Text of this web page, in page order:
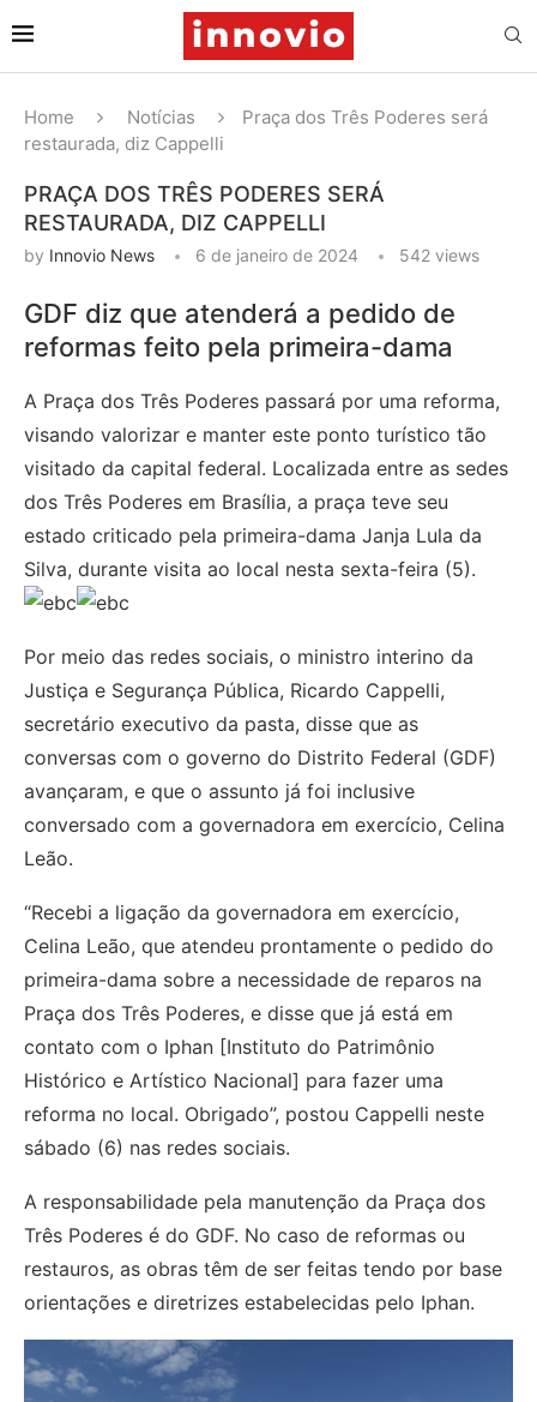
Home Notícias
Praça dos Três Poderes será
restaurada, diz Cappelli
PRAÇA DOS TRÊS PODERES SERÁ
RESTAURADA, DIZ CAPPELLI
by Innovio News 6 de janeiro de 2024 542 views
GDF diz que atenderá a pedido de
reformas feito pela primeira-dama
A Praça dos Três Poderes passará por uma reforma,
visando valorizar e manter este ponto turístico tão
visitado da capital federal. Localizada entre as sedes
dos Três Poderes em Brasília, a praça teve seu
estado criticado pela primeira-dama Janja Lula da
Silva, durante visita ao local nesta sexta-feira (5).
Por meio das redes sociais, o ministro interino da
Justiça e Segurança Pública, Ricardo Cappelli,
secretário executivo da pasta, disse que as
conversas com o governo do Distrito Federal (GDF)
avançaram, e que o assunto já foi inclusive
conversado com a governadora em exercício, Celina
Leão.
“Recebi a ligação da governadora em exercício,
Celina Leão, que atendeu prontamente o pedido do
primeira-dama sobre a necessidade de reparos na
Praça dos Três Poderes, e disse que já está em
contato com o Iphan [Instituto do Patrimônio
Histórico e Artístico Nacional] para fazer uma
reforma no local. Obrigado”, postou Cappelli neste
sábado (6) nas redes sociais.
A responsabilidade pela manutenção da Praça dos
Três Poderes é do GDF. No caso de reformas ou
restauros, as obras têm de ser feitas tendo por base
orientações e diretrizes estabelecidas pelo Iphan.